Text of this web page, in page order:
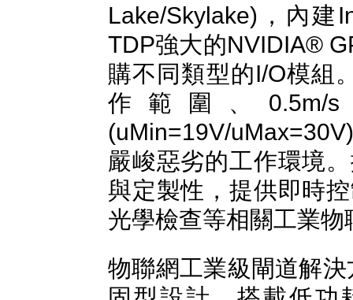
Lake/Skylake)，內
TDP強大的NVIDIA®
購不同類型的I/O模組
作範圍、0.5m/
(uMin=19V/
嚴峻惡劣的工作環境
與定製性，提供即時
光學檢查等相關工業
物聯網工業級閘道解